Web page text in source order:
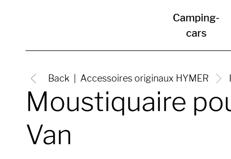
Camping-
cars
Back Accessoires originaux HYMER
Moustiquaire
Van